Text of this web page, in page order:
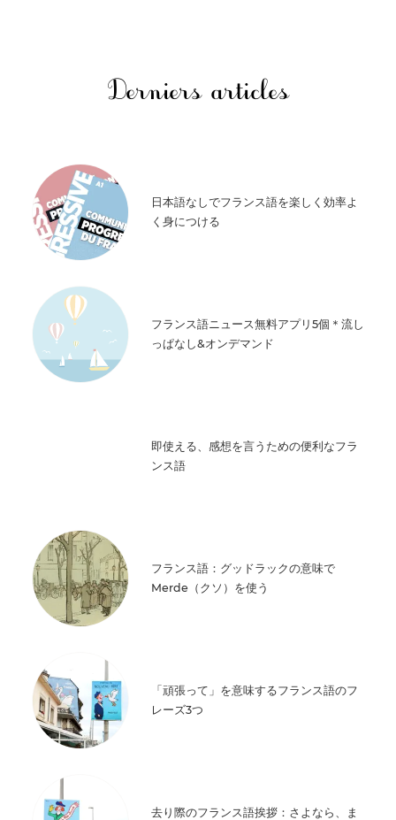
Derniers articles
日本語なしでフランス語を楽しく効率よ
く身につける
フランス語ニュース無料アプリ5個＊流し
っぱなし&オンデマンド
即使える、感想を言うための便利なフラ
ンス語
フランス語：グッドラックの意味で
Merde（クソ）を使う
「頑張って」を意味するフランス語のフ
レーズ3つ
去り際のフランス語挨拶：さよなら、ま